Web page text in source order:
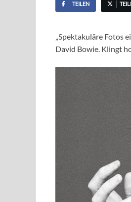
TEILEN
„Spektakuläre Fotos
David Bowie. Klingt